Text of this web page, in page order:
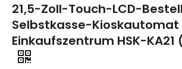
21,5-Zoll-Touch-LCD-
Selbstkasse-Kioskautomat
Einkaufszentrum HSK-KA21